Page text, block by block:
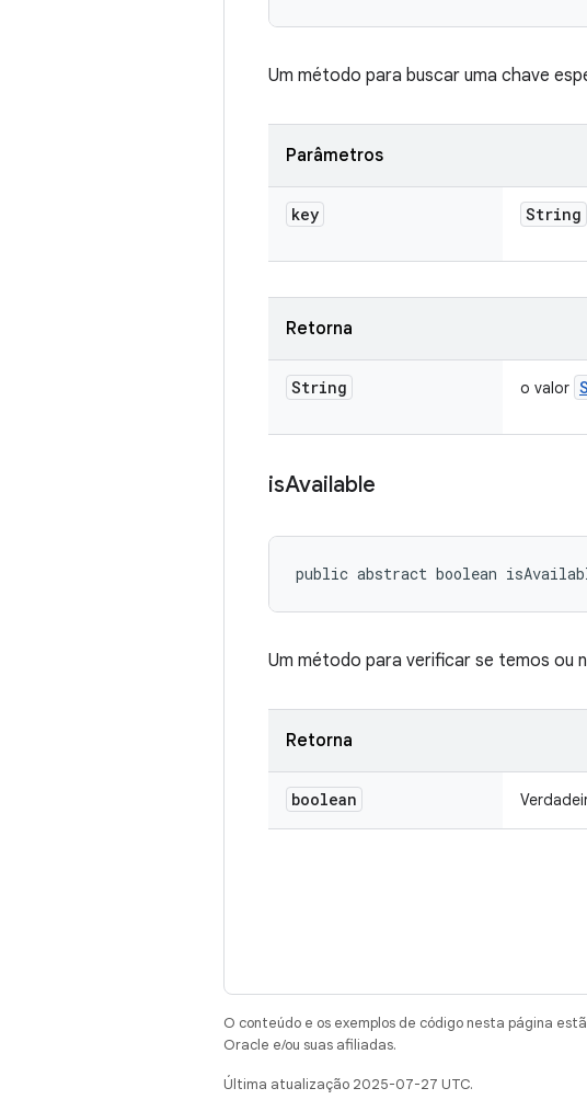
Um método para buscar uma chave
Parâmetros
key String
Retorna
String o valor
isAvailable
public abstract boolean
Um método para verificar se temos ou
Retorna
boolean
O conteúdo e os exemplos de código nesta página
Oracle e/ou suas afiliadas.
Última atualização 2025-07-27 UTC.